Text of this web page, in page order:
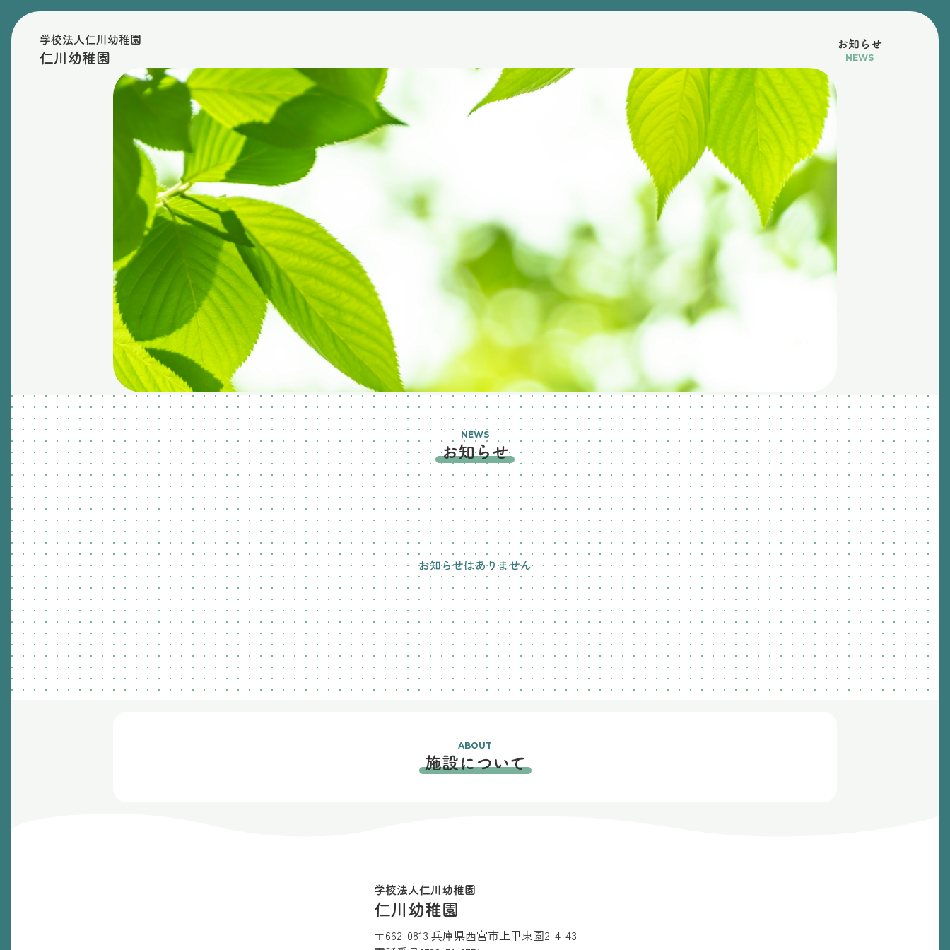
学校法人仁川幼稚園
仁川幼稚園
お知らせ
NEWS
NEWS
お知らせ
お知らせはありません
ABOUT
施設について
学校法人仁川幼稚園
仁川幼稚園
〒662-0813 兵庫県西宮市上甲東園2-4-43